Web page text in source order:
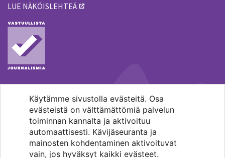
Käytämme sivustolla evästeitä. Osa
evästeistä on välttämättömiä palvelun
toiminnan kannalta ja aktivoituu
automaattisesti. Kävijäseuranta ja
mainosten kohdentaminen aktivoituvat
vain, jos hyväksyt kaikki evästeet.
LUE NÄKÖISLEHTEÄ
MENOHAKU